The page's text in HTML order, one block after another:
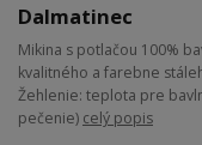
Dalmatinec
Mikina s potlačou 100%
kvalitného a farebne
Žehlenie: teplota pre
pečenie) celý popis